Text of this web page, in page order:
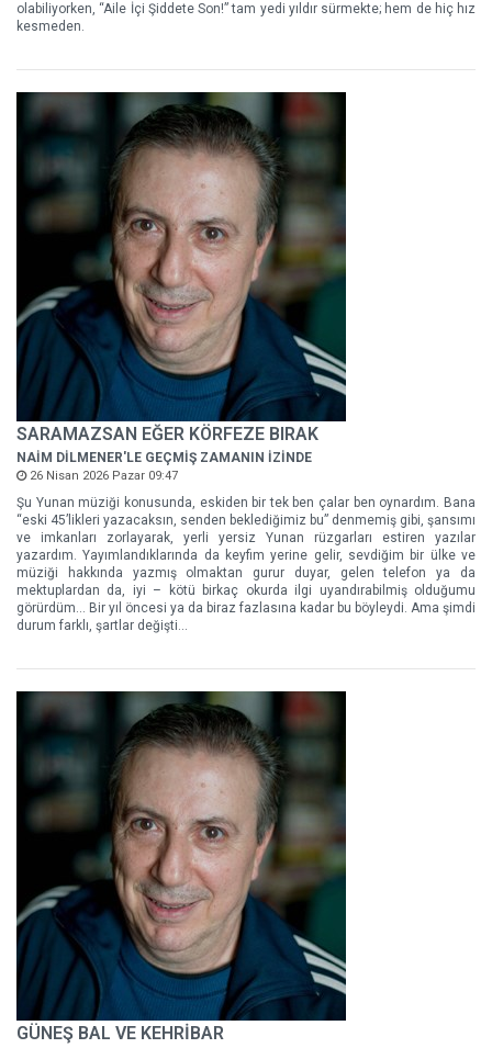
olabiliyorken, “Aile İçi Şiddete Son!” tam yedi yıldır sürmekte; hem de hiç hız
kesmeden.
SARAMAZSAN EĞER KÖRFEZE BIRAK
NAİM DİLMENER'LE GEÇMİŞ ZAMANIN İZİNDE
26 Nisan 2026 Pazar 09:47
Şu Yunan müziği konusunda, eskiden bir tek ben çalar ben oynardım. Bana
“eski 45’likleri yazacaksın, senden beklediğimiz bu” denmemiş gibi, şansımı
ve imkanları zorlayarak, yerli yersiz Yunan rüzgarları estiren yazılar
yazardım. Yayımlandıklarında da keyfim yerine gelir, sevdiğim bir ülke ve
müziği hakkında yazmış olmaktan gurur duyar, gelen telefon ya da
mektuplardan da, iyi – kötü birkaç okurda ilgi uyandırabilmiş olduğumu
görürdüm... Bir yıl öncesi ya da biraz fazlasına kadar bu böyleydi. Ama şimdi
durum farklı, şartlar değişti...
GÜNEŞ BAL VE KEHRİBAR